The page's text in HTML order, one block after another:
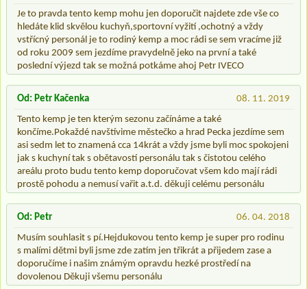
Je to pravda tento kemp mohu jen doporučit najdete zde vše co
hledáte klid skvělou kuchyň,sportovní vyžití ,ochotný a vždy
vstřícný personál je to rodiný kemp a moc rádi se sem vracíme již
od roku 2009 sem jezdíme pravydelně jeko na první a také
poslední výjezd tak se možná potkáme ahoj Petr IVECO
08. 11. 2019
Od: Petr Kačenka
Tento kemp je ten kterým sezonu začínáme a také
končíme.Pokaždé navštívime městečko a hrad Pecka jezdíme sem
asi sedm let to znamená cca 14krát a vždy jsme byli moc spokojeni
jak s kuchyní tak s obětavostí personálu tak s čistotou celého
areálu proto budu tento kemp doporučovat všem kdo mají rádi
prostě pohodu a nemusí vařit a.t.d. děkuji celému personálu
06. 04. 2018
Od: Petr
Musím souhlasit s pí.Hejdukovou tento kemp je super pro rodinu
s malími dětmi byli jsme zde zatím jen třikrát a přijedem zase a
doporučíme i našim známým opravdu hezké prostředí na
dovolenou Děkuji všemu personálu